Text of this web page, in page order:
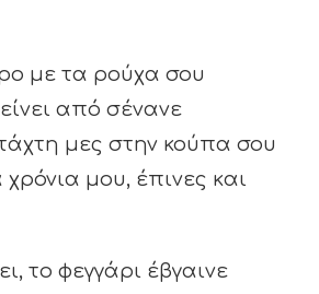
με τα ρούχα σου
από σένανε
μες στην κούπα σου
χρόνια μου, έπινες και
το φεγγάρι έβγαινε